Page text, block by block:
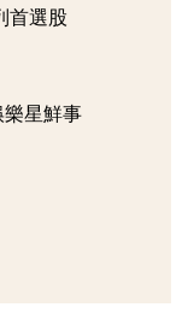
首選股
星鮮事